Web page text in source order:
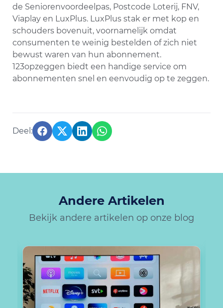
de Seniorenvoordeelpas, Postcode Loterij, FNV,
Viaplay en LuxPlus. LuxPlus stak er met kop en
schouders bovenuit, voornamelijk omdat
consumenten te weinig bestelden of zich niet
bewust waren van hun abonnement.
123opzeggen biedt een handige service om
abonnementen snel en eenvoudig op te zeggen.
Andere Artikelen
Bekijk andere artikelen op onze blog